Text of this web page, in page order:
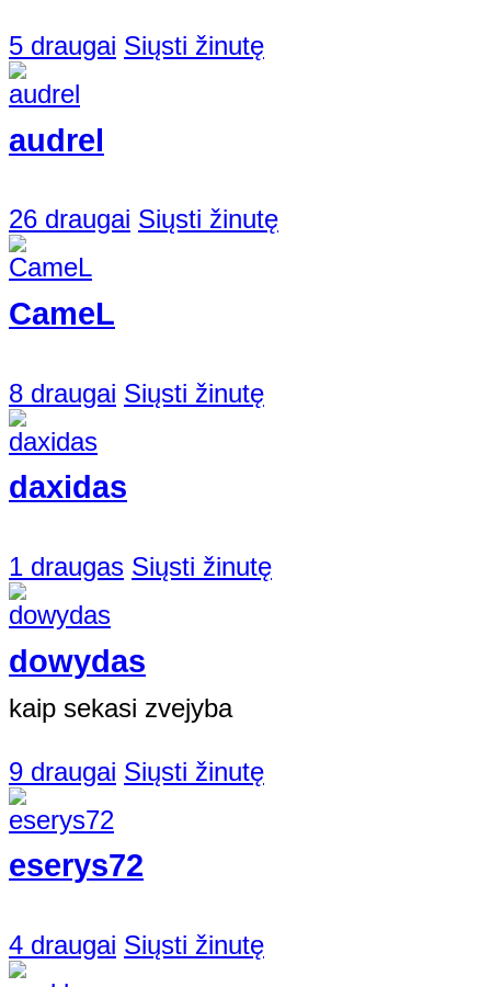
5 draugai Siųsti žinutę
audrel
26 draugai Siųsti žinutę
CameL
8 draugai Siųsti žinutę
daxidas
1 draugas Siųsti žinutę
dowydas
kaip sekasi zvejyba
9 draugai Siųsti žinutę
eserys72
4 draugai Siųsti žinutę